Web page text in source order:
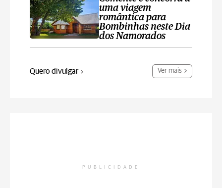
uma viagem
romântica para
Bombinhas neste Dia
dos Namorados
Quero divulgar Ver mais
PUBLICIDADE